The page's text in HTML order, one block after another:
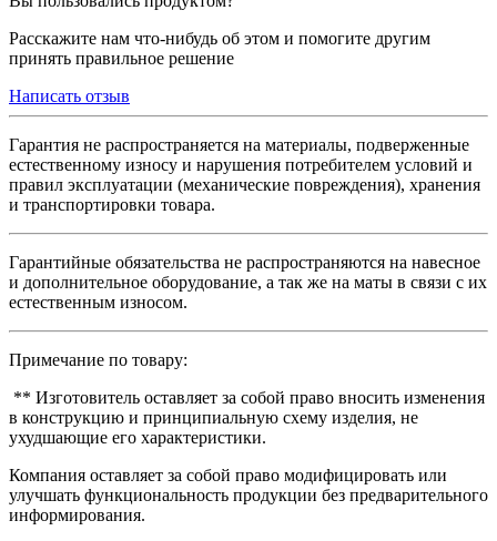
Расскажите нам что-нибудь об этом и помогите другим
принять правильное решение
Написать отзыв
Гарантия не распространяется на материалы, подверженные
естественному износу и нарушения потребителем условий и
правил эксплуатации (механические повреждения), хранения
и транспортировки товара.
Гарантийные обязательства не распространяются на навесное
и дополнительное оборудование, а так же на маты в связи с их
естественным износом.
Примечание по товару:
** Изготовитель оставляет за собой право вносить изменения
в конструкцию и принципиальную схему изделия, не
ухудшающие его характеристики.
Компания оставляет за собой право модифицировать или
улучшать функциональность продукции без предварительного
информирования.